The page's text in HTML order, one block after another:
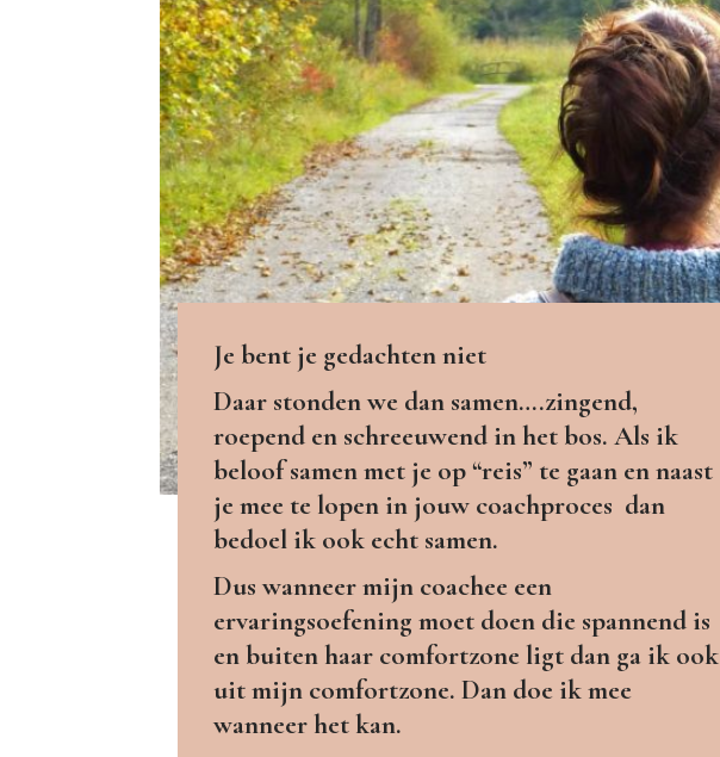
Je bent je gedachten niet
Daar stonden we dan samen….zingend,
roepend en schreeuwend in het bos. Als ik
beloof samen met je op “reis” te gaan en naast
je mee te lopen in jouw coachproces dan
bedoel ik ook echt samen.
Dus wanneer mijn coachee een
ervaringsoefening moet doen die spannend is
en buiten haar comfortzone ligt dan ga ik ook
uit mijn comfortzone. Dan doe ik mee
wanneer het kan.